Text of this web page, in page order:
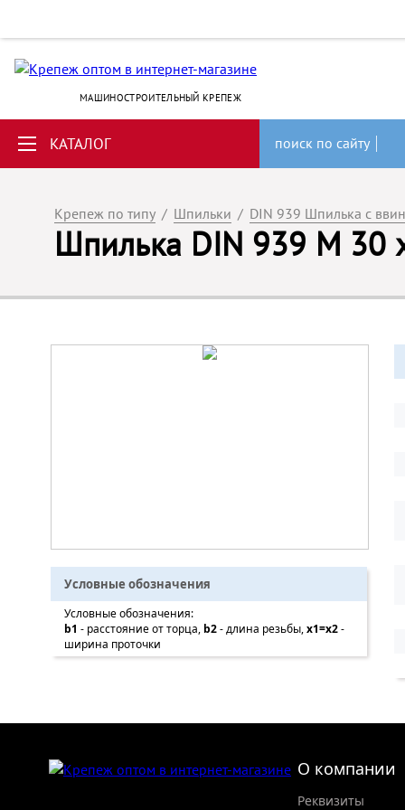
МАШИНОСТРОИТЕЛЬНЫЙ КРЕПЕЖ
КАТАЛОГ поиск по сайту
Крепеж по типу / Шпильки / DIN 939 Шпилька с
Шпилька DIN 939 M 30
Условные обозначения
Условные обозначения:
b1 - расстояние от торца, b2- длина резьбы,x1=x2-
ширина проточки
О компании
Реквизиты